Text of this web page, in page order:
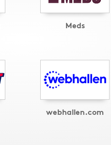
Meds
webhallen.com